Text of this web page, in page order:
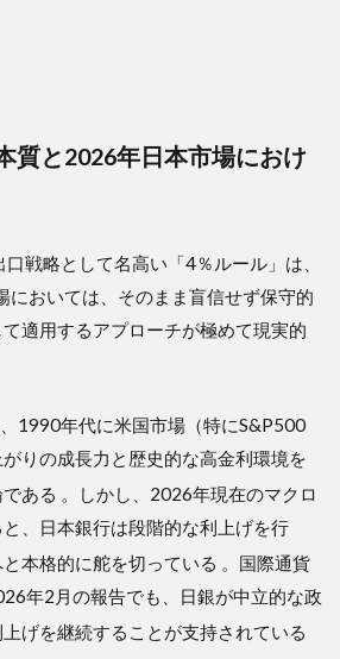
質と2026年日本市場におけ
戦略として名高い「4％ルール」は、
においては、そのまま盲信せず保守的
適用するアプローチが極めて現実的
1990年代に米国市場（特にS&P500
りの成長力と歴史的な高金利環境を
ある 。しかし、2026年現在のマクロ
、日本銀行は段階的な利上げを行
本格的に舵を切っている 。国際通貨
年2月の報告でも、日銀が中立的な政
げを継続することが支持されている